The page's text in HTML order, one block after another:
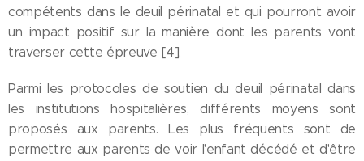
compétents dans le deuil périnatal et qui pourront avoir
un impact positif sur la manière dont les parents vont
traverser cette épreuve [4].
Parmi les protocoles de soutien du deuil périnatal dans
les institutions hospitalières, différents moyens sont
proposés aux parents. Les plus fréquents sont de
permettre aux parents de voir l'enfant décédé et d'être